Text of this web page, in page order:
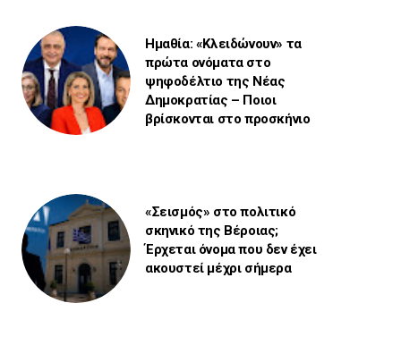
Ημαθία: «Κλειδώνουν» τα
πρώτα ονόματα στο
ψηφοδέλτιο της Νέας
Δημοκρατίας – Ποιοι
βρίσκονται στο προσκήνιο
«Σεισμός» στο πολιτικό
σκηνικό της Βέροιας;
Έρχεται όνομα που δεν έχει
ακουστεί μέχρι σήμερα